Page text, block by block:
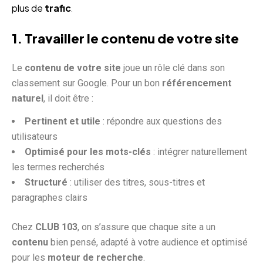
plus de trafic
1. Travailler le contenu de votre site
Le contenu de votre site joue un rôle clé dans son
classement sur Google. Pour un bon référencement
naturel, il doit être :
Pertinent et utile : répondre aux questions des
utilisateurs
Optimisé pour les mots-clés : intégrer naturellement
les termes recherchés
Structuré : utiliser des titres, sous-titres et
paragraphes clairs
Chez CLUB 103, on s’assure que chaque site a un
contenu bien pensé, adapté à votre audience et optimisé
pour les moteur de recherche